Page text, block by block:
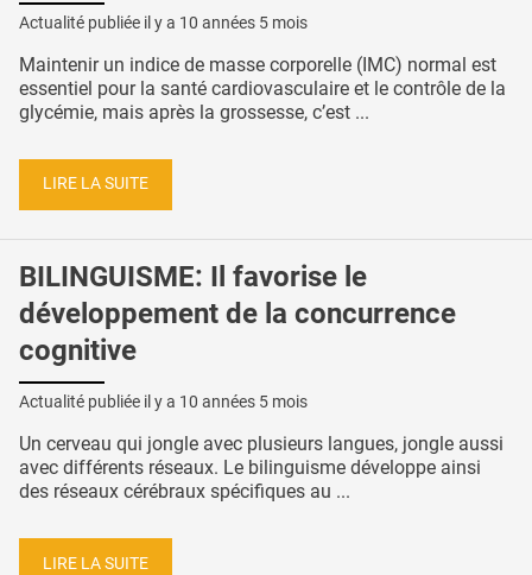
Actualité publiée il y a 10 années 5 mois
Maintenir un indice de masse corporelle (IMC) normal est
essentiel pour la santé cardiovasculaire et le contrôle de la
glycémie, mais après la grossesse, c’est ...
LIRE LA SUITE
BILINGUISME: Il favorise le
développement de la concurrence
cognitive
Actualité publiée il y a 10 années 5 mois
Un cerveau qui jongle avec plusieurs langues, jongle aussi
avec différents réseaux. Le bilinguisme développe ainsi
des réseaux cérébraux spécifiques au ...
LIRE LA SUITE